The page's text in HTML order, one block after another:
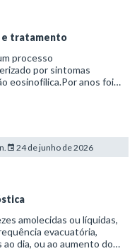
e tratamento
processo
por sintomas
eosinofílica.Por anos foi
24 de junho de 2026
amolecidas ou líquidas,
evacuatória,
dia, ou ao aumento do